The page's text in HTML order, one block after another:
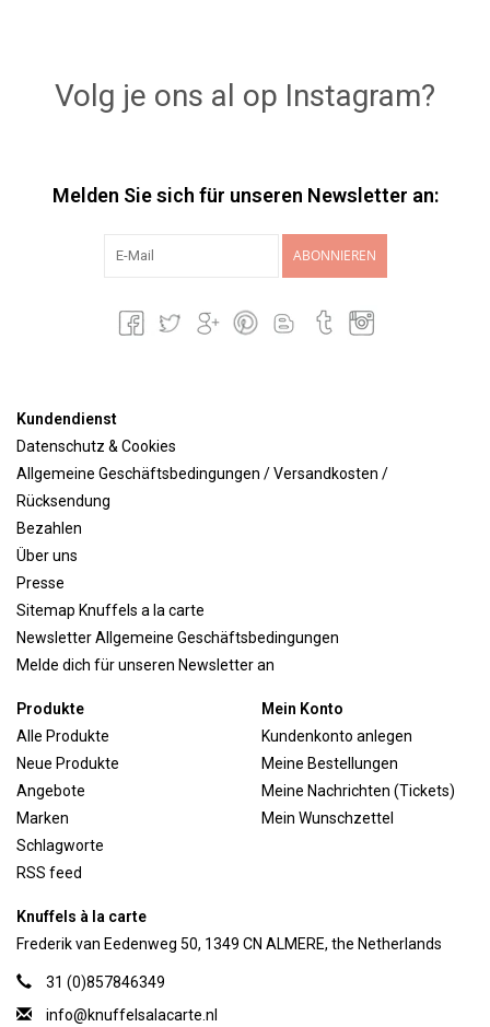
Volg je ons al op Instagram?
Melden Sie sich für unseren Newsletter an:
ABONNIEREN
Kundendienst
Datenschutz & Cookies
Allgemeine Geschäftsbedingungen / Versandkosten /
Rücksendung
Bezahlen
Über uns
Presse
Sitemap Knuffels a la carte
Newsletter Allgemeine Geschäftsbedingungen
Melde dich für unseren Newsletter an
Produkte
Alle Produkte
Neue Produkte
Angebote
Marken
Schlagworte
RSS feed
Mein Konto
Kundenkonto anlegen
Meine Bestellungen
Meine Nachrichten (Tickets)
Mein Wunschzettel
Knuffels à la carte
Frederik van Eedenweg 50, 1349 CN ALMERE, the Netherlands
31 (0)857846349
info@knuffelsalacarte.nl